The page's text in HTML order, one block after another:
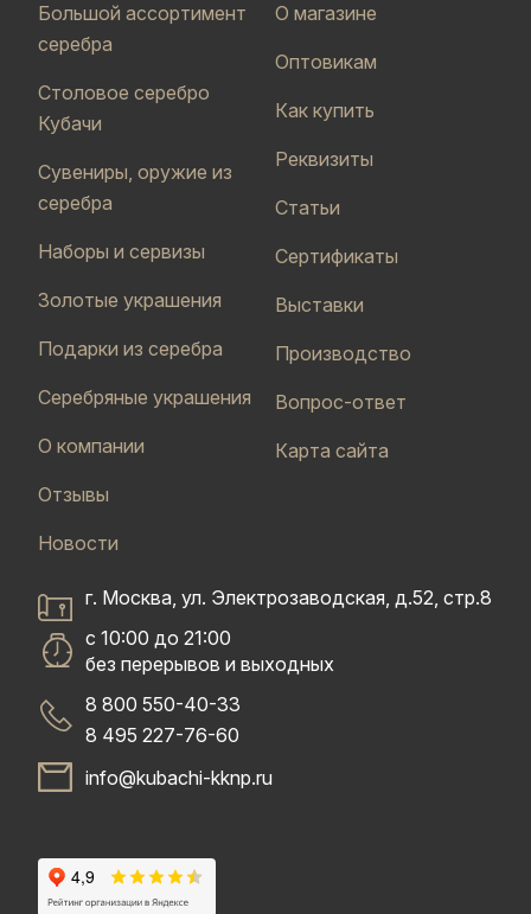
Большой ассортимент
серебра
Столовое серебро
Кубачи
Сувениры, оружие из
серебра
Наборы и сервизы
Золотые украшения
Подарки из серебра
Серебряные украшения
О компании
Отзывы
Новости
О магазине
Оптовикам
Как купить
Реквизиты
Статьи
Сертификаты
Выставки
Производство
Вопрос-ответ
Карта сайта
г. Москва, ул. Электрозаводская, д.52, стр.8
с 10:00 до 21:00
без перерывов и выходных
8 800 550-40-33
8 495 227-76-60
info@kubachi-kknp.ru